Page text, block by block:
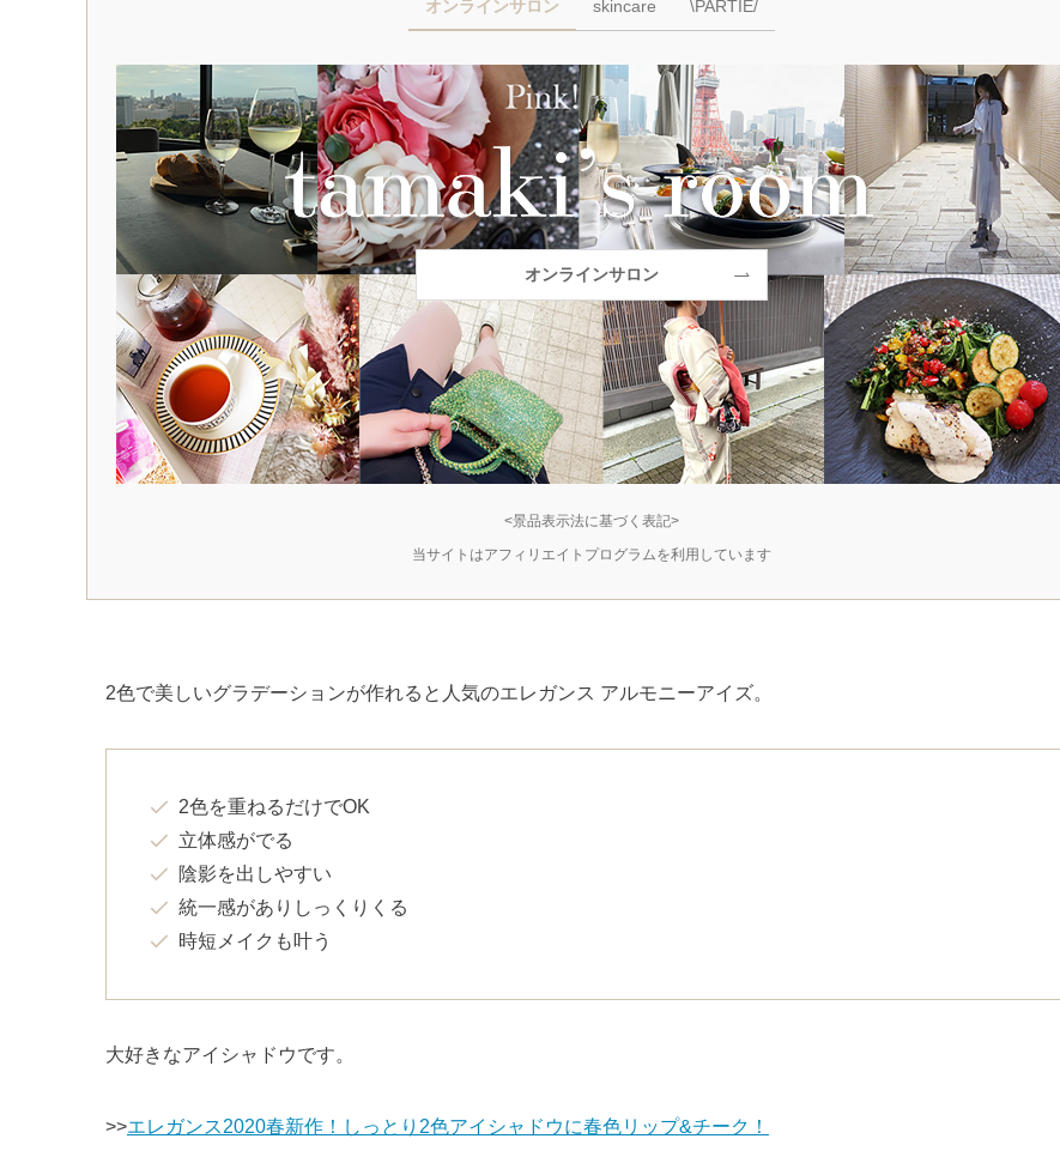
オンラインサロン skincare \PARTIE/
オンラインサロン
<景品表示法に基づく表記>
当サイトはアフィリエイトプログラムを利用しています
2色で美しいグラデーションが作れると人気のエレガンス アルモニーアイズ。
2色を重ねるだけでOK
立体感がでる
陰影を出しやすい
統一感がありしっくりくる
時短メイクも叶う
大好きなアイシャドウです。
>>エレガンス2020春新作！しっとり2色アイシャドウに春色リップ&チーク！